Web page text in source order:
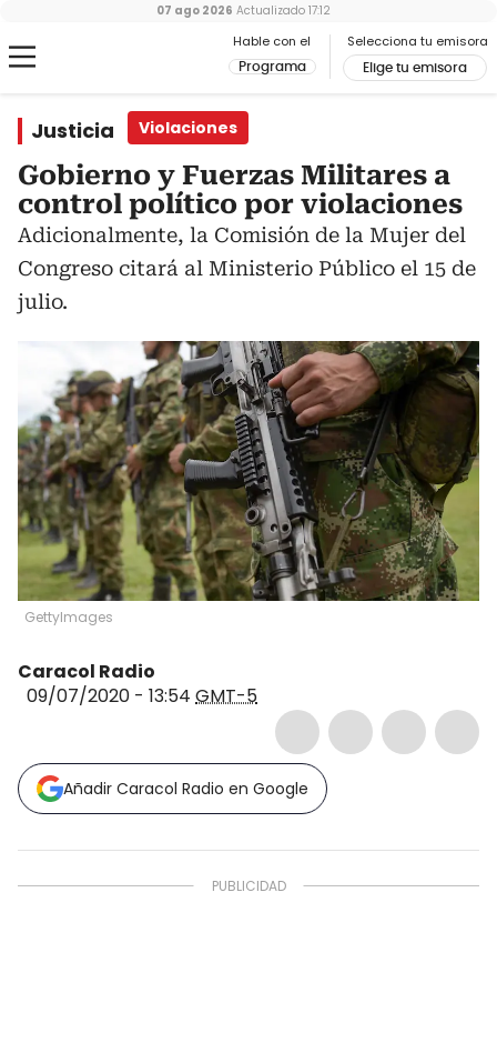
Hable con el
Programa
Selecciona tu emisora
Elige tu emisora
07 ago 2026 Actualizado 17:12
Justicia Violaciones
Gobierno y Fuerzas Militares a
control político por violaciones
Adicionalmente, la Comisión de la Mujer del
Congreso citará al Ministerio Público el 15 de
julio.
GettyImages
Caracol Radio
09/07/2020 - 13:54 GMT-5
Añadir Caracol Radio en Google